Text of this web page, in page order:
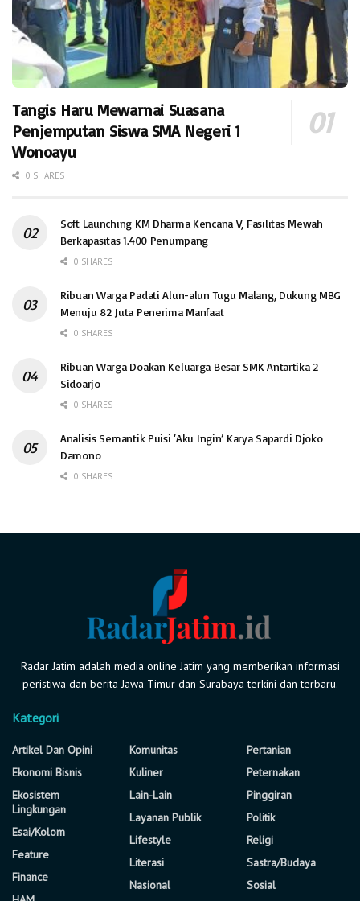
Tangis Haru Mewarnai Suasana
Penjemputan Siswa SMA Negeri 1
Wonoayu
0 SHARES
Soft Launching KM Dharma Kencana V, Fasilitas Mewah
Berkapasitas 1.400 Penumpang
0 SHARES
Ribuan Warga Padati Alun-alun Tugu Malang, Dukung MBG
Menuju 82 Juta Penerima Manfaat
0 SHARES
Ribuan Warga Doakan Keluarga Besar SMK Antartika 2
Sidoarjo
0 SHARES
Analisis Semantik Puisi ‘Aku Ingin’ Karya Sapardi Djoko
Damono
0 SHARES
Radar Jatim adalah media online Jatim yang memberikan informasi
peristiwa dan berita Jawa Timur dan Surabaya terkini dan terbaru.
Kategori
Artikel Dan Opini
Ekonomi Bisnis
Ekosistem
Lingkungan
Esai/Kolom
Feature
Finance
Komunitas
Kuliner
Lain-Lain
Layanan Publik
Lifestyle
Literasi
Nasional
Pertanian
Peternakan
Pinggiran
Politik
Religi
Sastra/Budaya
Sosial